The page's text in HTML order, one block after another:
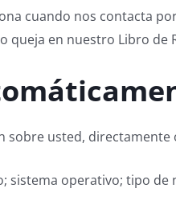
cuando nos contacta
queja en nuestro Libro de
usted,
operativo; tipo de